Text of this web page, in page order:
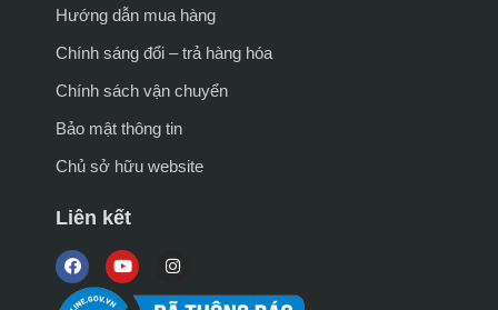
Hướng dẫn mua hàng
Chính sáng đổi – trả hàng hóa
Chính sách vận chuyển
Bảo mật thông tin
Chủ sở hữu website
Liên kết